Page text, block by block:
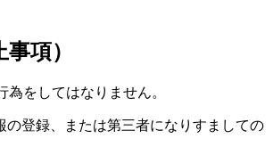
項）
為をしてはなりません。
の登録、または第三者になりすましての